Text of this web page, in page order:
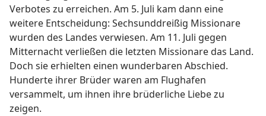
Verbotes zu erreichen. Am 5. Juli kam dann eine
weitere Entscheidung: Sechsunddreißig Missionare
wurden des Landes verwiesen. Am 11. Juli gegen
Mitternacht verließen die letzten Missionare das Land.
Doch sie erhielten einen wunderbaren Abschied.
Hunderte ihrer Brüder waren am Flughafen
versammelt, um ihnen ihre brüderliche Liebe zu
zeigen.